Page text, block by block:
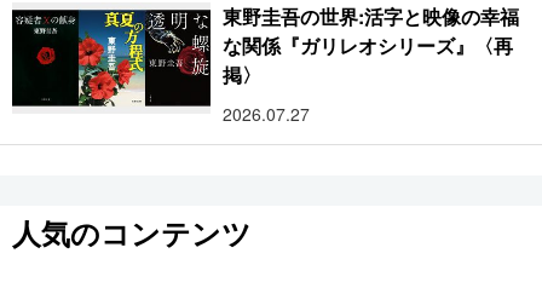
東野圭吾の世界:活字と映像の幸福
な関係『ガリレオシリーズ』〈再
掲〉
2026.07.27
人気のコンテンツ